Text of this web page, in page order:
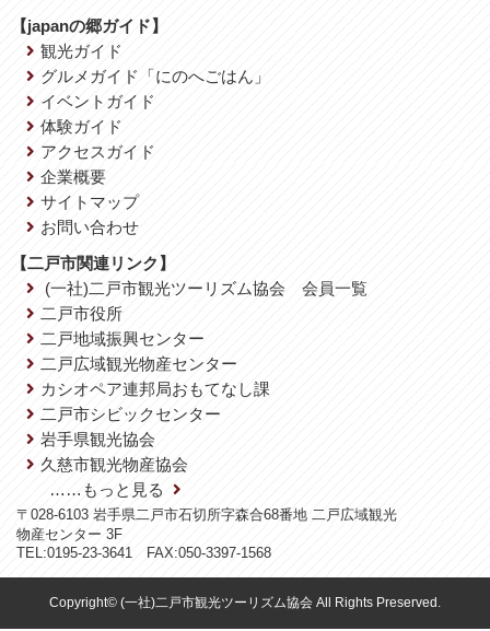
【japanの郷ガイド】
観光ガイド
グルメガイド「にのへごはん」
イベントガイド
体験ガイド
アクセスガイド
企業概要
サイトマップ
お問い合わせ
【二戸市関連リンク】
(一社)二戸市観光ツーリズム協会 会員一覧
二戸市役所
二戸地域振興センター
二戸広域観光物産センター
カシオペア連邦局おもてなし課
二戸市シビックセンター
岩手県観光協会
久慈市観光物産協会
……もっと見る
〒028-6103 岩手県二戸市石切所字森合68番地 二戸広域観光
物産センター 3F
TEL:0195-23-3641 FAX:050-3397-1568
Copyright© (一社)二戸市観光ツーリズム協会 All Rights Preserved.